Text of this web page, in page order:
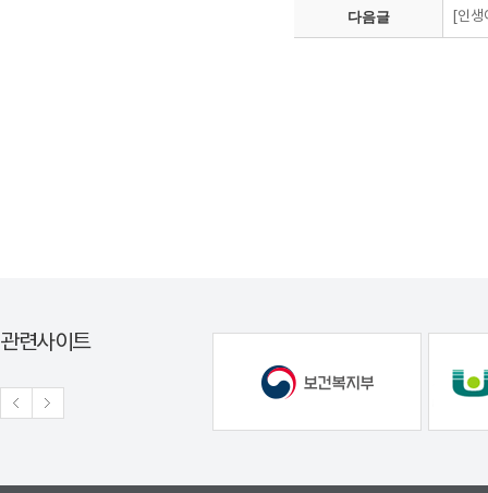
다음글 [인
관련사이트